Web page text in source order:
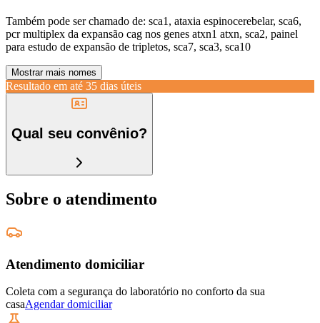
Também pode ser chamado de: sca1, ataxia espinocerebelar, sca6,
pcr multiplex da expansão cag nos genes atxn1 atxn, sca2, painel
para estudo de expansão de tripletos, sca7, sca3, sca10
Mostrar mais nomes
Resultado em até 35 dias úteis
Qual seu convênio?
Sobre o atendimento
Atendimento domiciliar
Coleta com a segurança do laboratório no conforto da sua
casaAgendar domiciliar